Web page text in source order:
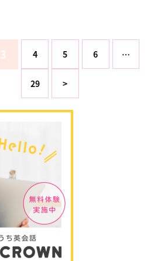
3 4 5 6 …
29 >